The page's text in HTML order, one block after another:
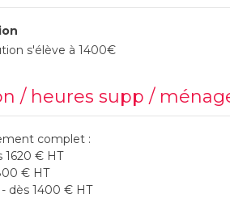
s'élève à 1400€
/ heures supp /
complet :
1620 € HT
€ HT
- dès 1400 € HT